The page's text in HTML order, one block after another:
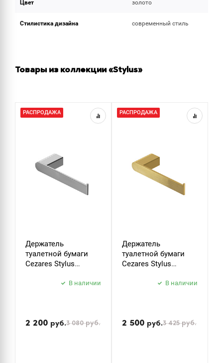
Цвет золото
Стилистика дизайна современный стиль
Товары из коллекции «Stylus»
РАСПРОДАЖА
Держатель
туалетной бумаги
Cezares Stylus
В наличии
2 200 руб.3 080руб.
РАСПРОДАЖА
Держатель
туалетной бумаги
Cezares Stylus
брашированноеВ наличии
2 500 руб.3 425руб.